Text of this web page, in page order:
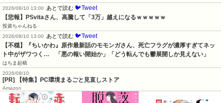
2026/08/10 13:00
あとで読む 🐦Tweet
【悲報】PSvitaさん、高騰して「3万」越えになるｗｗｗｗｗ
投資ちゃんねる
2026/08/10 13:00
あとで読む 🐦Tweet
【不穏】『ちいかわ』原作最新話のモモンガさん、死亡フラグが濃厚すぎてネッ
ト中がザワつく…　「悪の報い開始か」「どう転んでも鬱展開しか見えない」
はちま起稿
2026/08/10
[PR] 【特集】PC環境まるごと見直しストア
Amazon